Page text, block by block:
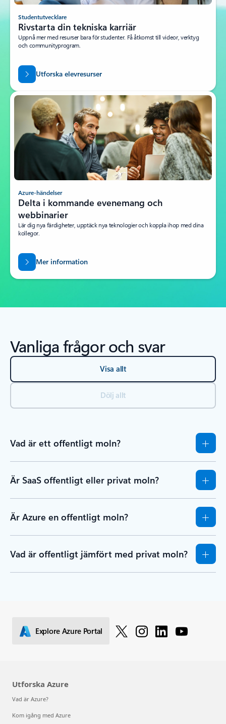
Studentutvecklare
Rivstarta din tekniska karriär
Uppnå mer med resurser bara för studenter. Få åtkomst till videor, verktyg
och communityprogram.
Utforska elevresurser
Azure-händelser
Delta i kommande evenemang och
webbinarier
Lär dig nya färdigheter, upptäck nya teknologier och koppla ihop med dina
kollegor.
Mer information
Vanliga frågor och svar
Visa allt
Dölj allt
Vad är ett offentligt moln?
Är SaaS offentligt eller privat moln?
Är Azure en offentligt moln?
Vad är offentligt jämfört med privat moln?
Explore Azure Portal
Utforska Azure
Vad är Azure?
Kom igång med Azure